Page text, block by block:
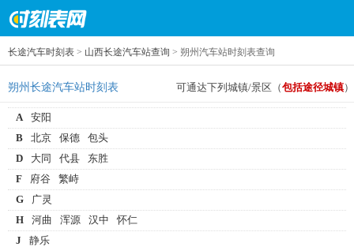
长途汽车时刻表 > 山西长途汽车站查询 > 朔州汽车站时刻表查询
朔州长途汽车站时刻表 可通达下列城镇/景区（包括途径城镇）
A
安阳
B
北京 保德
包头
D
大同 代县
东胜
F
府谷
繁峙
G
广灵
H
河曲 浑源 汉中
怀仁
J
静乐